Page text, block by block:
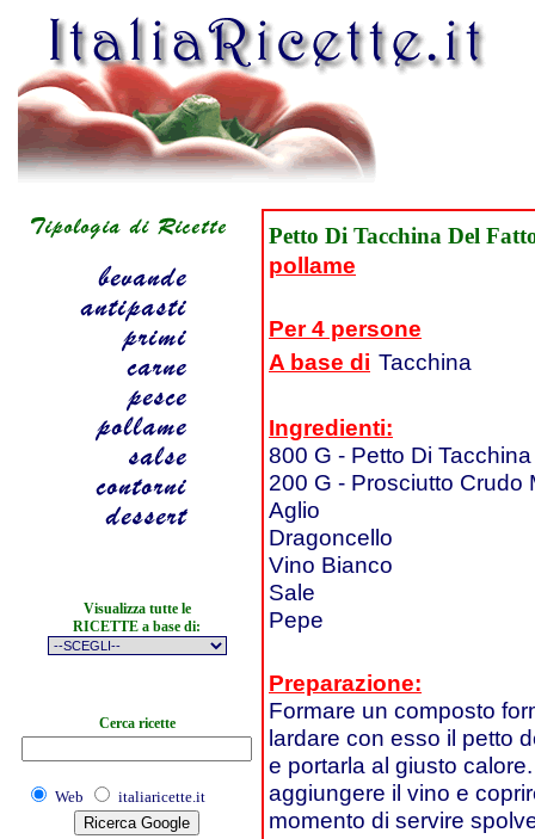
Visualizza tutte le
RICETTE a base di:
Cerca ricette
Web italiaricette.it
Petto Di Tacchina Del
pollame
Per 4 persone
A base di Tacchina
Ingredienti:
800 G - Petto Di Tacchina
200 G - Prosciutto Crudo
Aglio
Dragoncello
Vino Bianco
Sale
Pepe
Preparazione:
Formare un composto
lardare con esso il petto
e portarla al giusto
aggiungere il vino e
momento di servire